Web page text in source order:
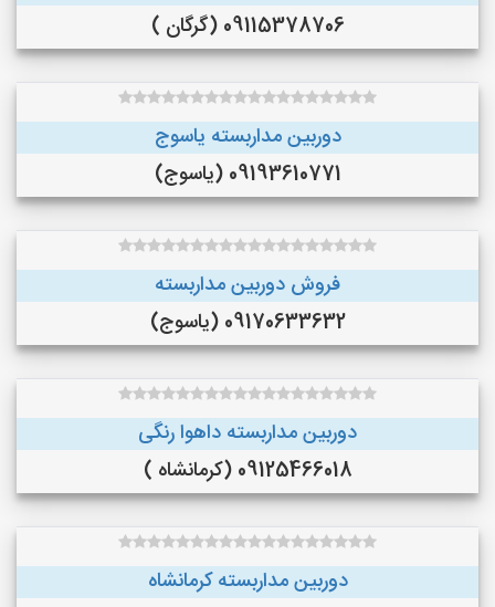
09115378706 (گرگان )
دوربین مداربسته یاسوج
09193610771 (یاسوج)
فروش دوربین مداربسته
09170633632 (یاسوج)
دوربین مداربسته داهوا رنگی
09125466018 (کرمانشاه )
دوربین مداربسته کرمانشاه